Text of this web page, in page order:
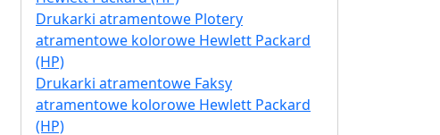
Drukarki atramentowe Plotery
atramentowe kolorowe Hewlett Packard
(HP)
Drukarki atramentowe Faksy
atramentowe kolorowe Hewlett Packard
(HP)